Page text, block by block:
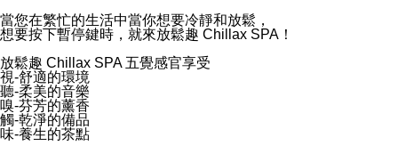
當您在繁忙的生活中當你想要冷靜和放鬆，
想要按下暫停鍵時，就來放鬆趣 Chillax SPA！
放鬆趣 Chillax SPA 五覺感官享受
視-舒適的環境
聽-柔美的音樂
嗅-芬芳的薰香
觸-乾淨的備品
味-養生的茶點